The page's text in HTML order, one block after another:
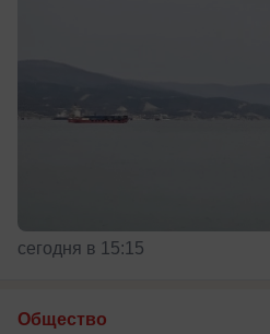
сегодня в 15:15
Общество